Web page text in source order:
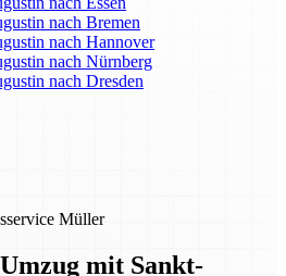
nach Bremen
nach Hannover
nach Nürnberg
nach Dresden
Müller
mit Sankt-